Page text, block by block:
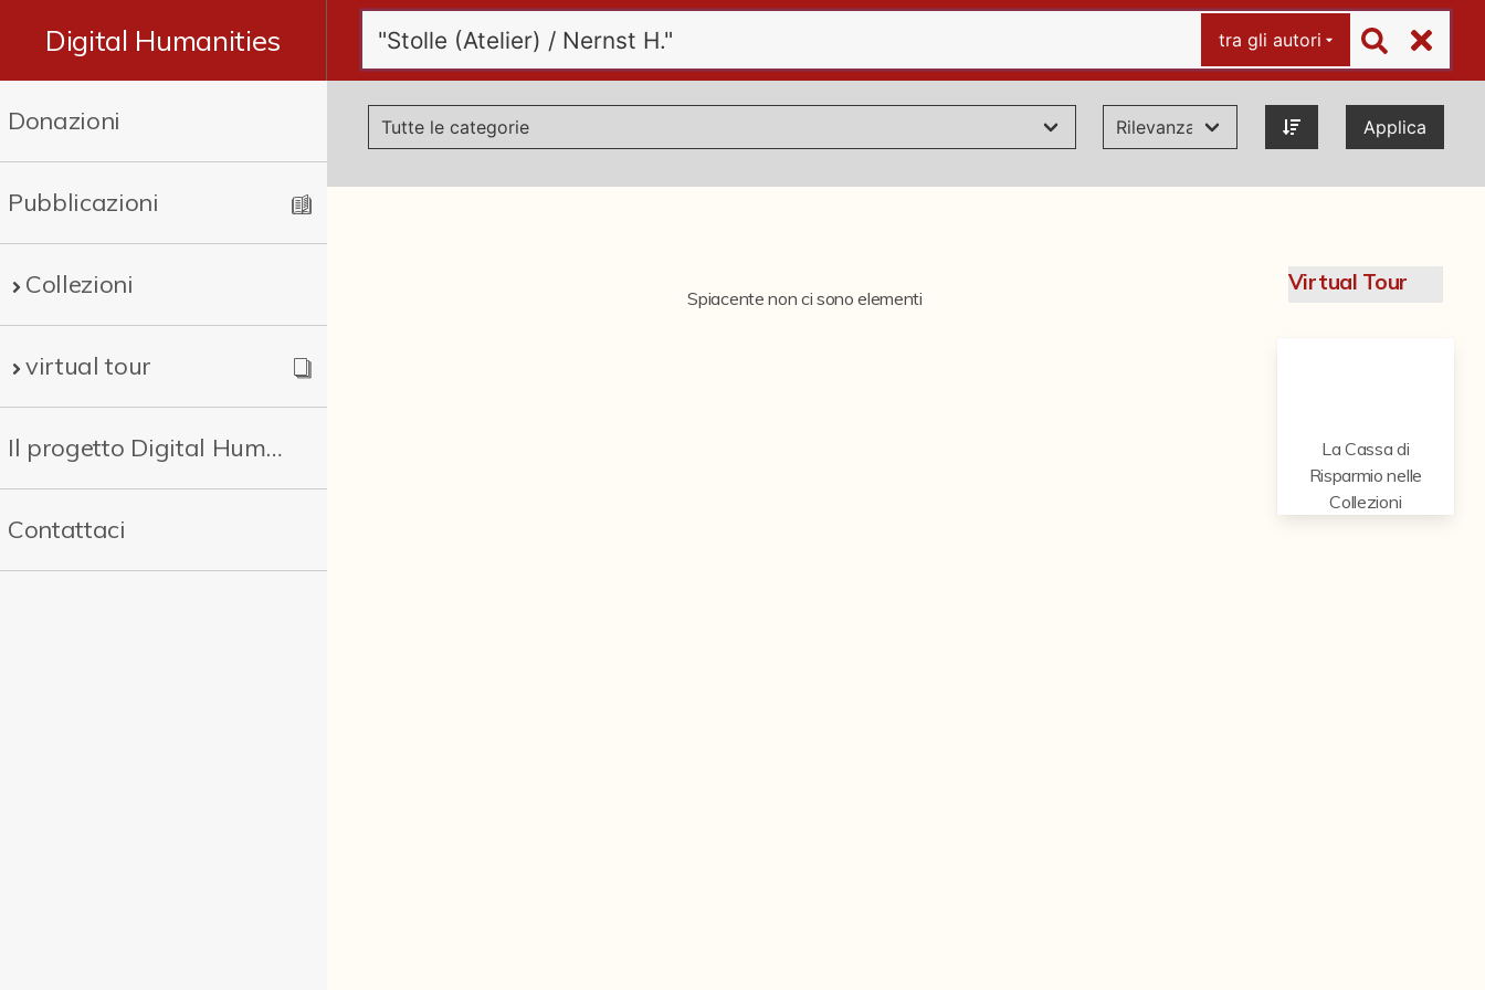
Digital Humanities
Donazioni
Pubblicazioni
Collezioni
virtual tour
Il progetto Digital Humanities
Contattaci
tra gli autori
Applica
Spiacente non ci sono elementi
Virtual Tour
La Cassa di
Risparmio nelle
Collezioni